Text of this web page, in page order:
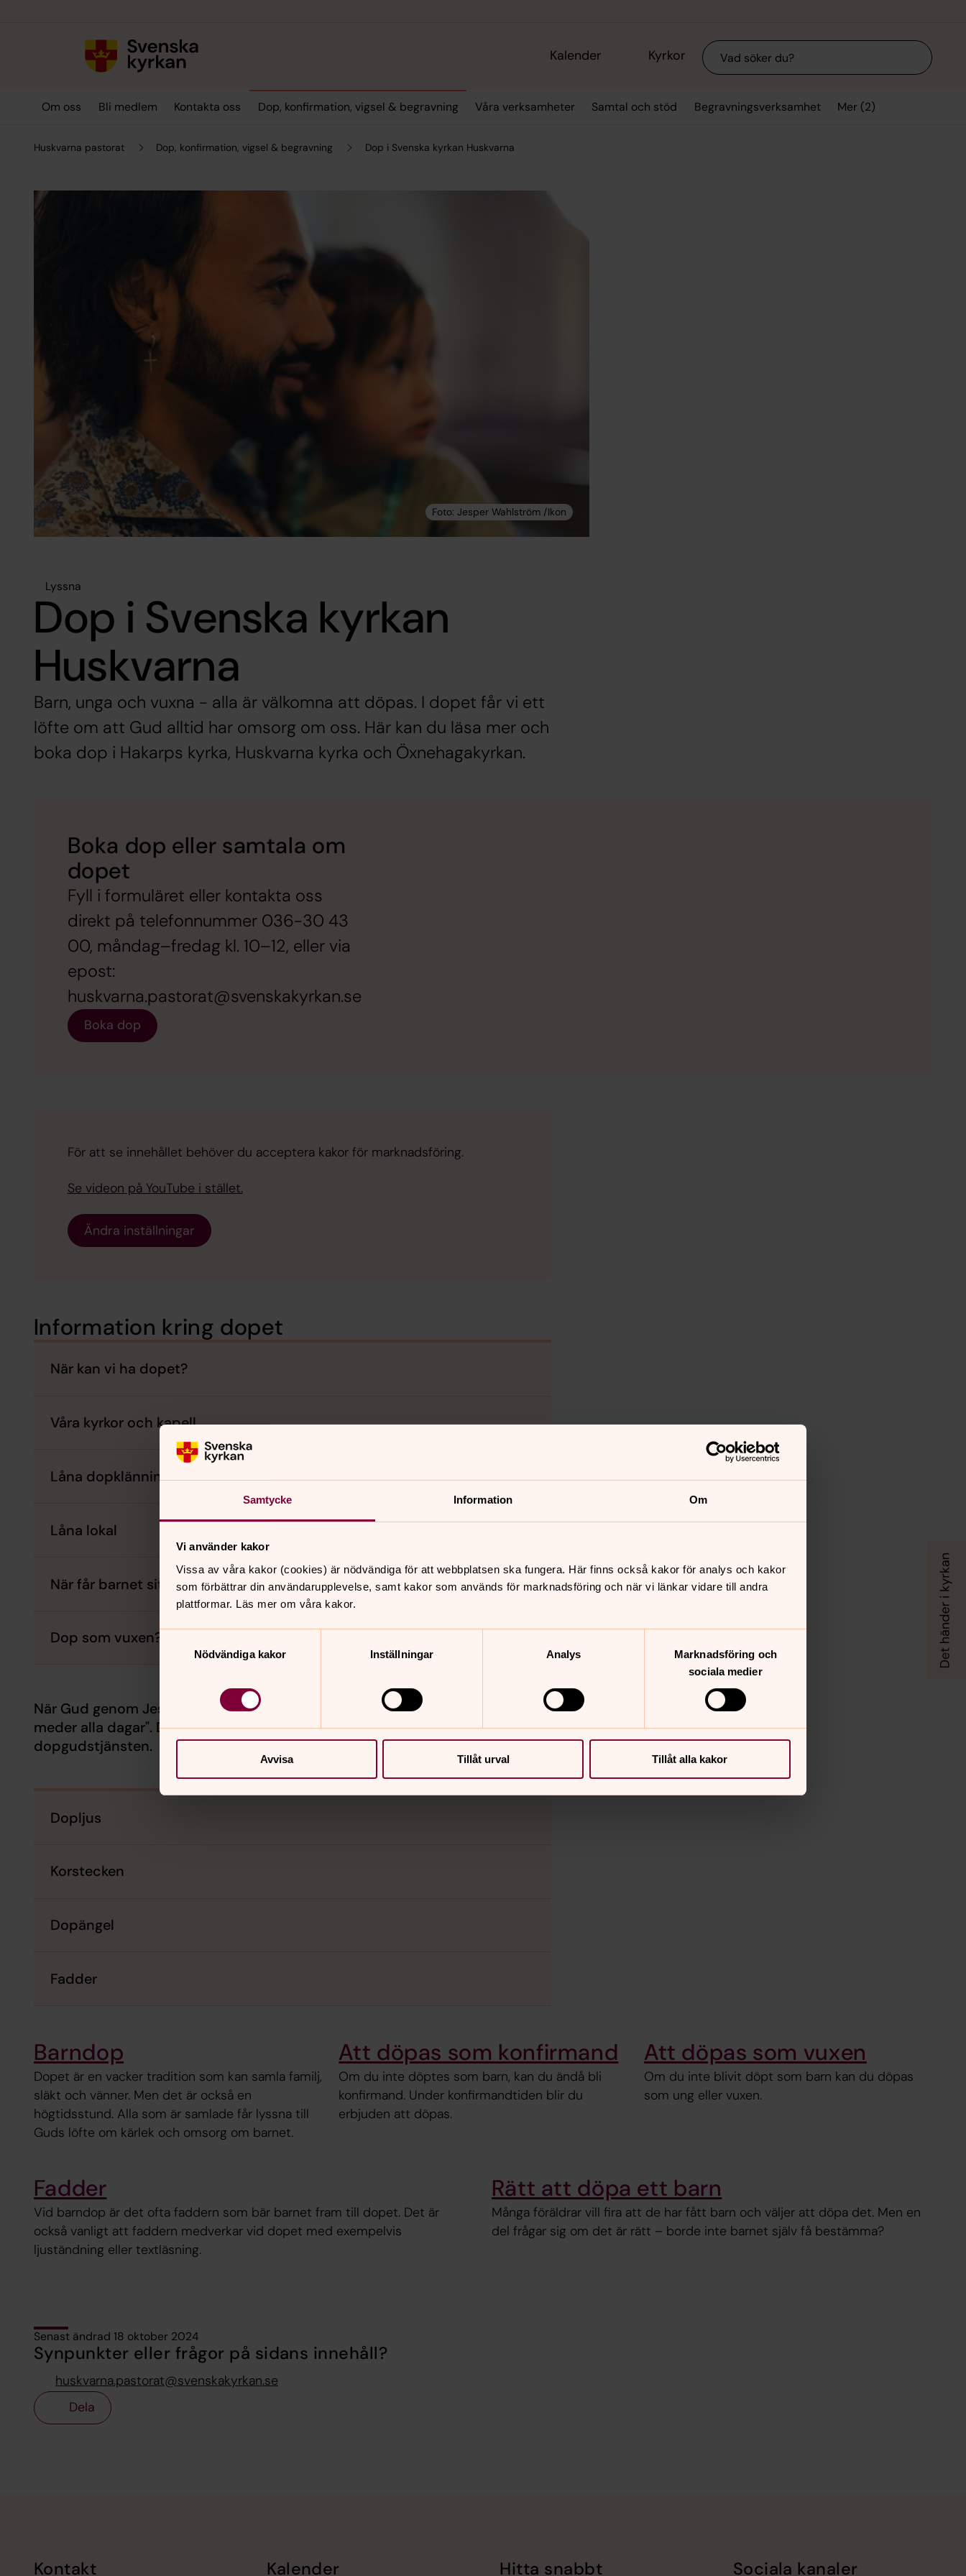
Samtycke Information Om
Vi använder kakor
Vissa av våra kakor (cookies) är nödvändiga för att webbplatsen ska fungera. Här finns också kakor för analys och kakor
som förbättrar din användarupplevelse, samt kakor som används för marknadsföring och när vi länkar vidare till andra
plattformar. Läs mer om våra kakor.
Samtyckesval
Nödvändiga kakor
Inställningar Analys
Marknadsföring och
sociala medier
Avvisa Tillåt urval Tillåt alla kakor
Kalender Kyrkor Sök
Om oss Bli medlem Kontakta oss Dop, konfirmation, vigsel & begravning Våra verksamheter Samtal och stöd Begravningsverksamhet Mer (2)
Huskvarna pastorat Dop, konfirmation, vigsel & begravning Dop i Svenska kyrkan Huskvarna
Lyssna
Dop i Svenska kyrkan
Huskvarna
Barn, unga och vuxna - alla är välkomna att döpas. I dopet får vi ett
löfte om att Gud alltid har omsorg om oss. Här kan du läsa mer och
boka dop i Hakarps kyrka, Huskvarna kyrka och Öxnehagakyrkan.
Boka dop eller samtala om
dopet
Fyll i formuläret eller kontakta oss
direkt på telefonnummer 036-30 43
00, måndag–fredag kl. 10–12, eller via
epost:
huskvarna.pastorat@svenskakyrkan.se
Boka dop
För att se innehållet behöver du acceptera kakor för marknadsföring.
Se videon på YouTube i stället.
Ändra inställningar
Information kring dopet
När kan vi ha dopet?
Våra kyrkor och kapell
Låna dopklänning
Låna lokal
När får barnet sitt namn?
Dop som vuxen?
När Gud genom Jesus blev människa och kom till oss på jorden sa han "Jag är
meder alla dagar". Denna osynliga närvaro uttrycks på flera sätt i
dopgudstjänsten.
Dopljus
Korstecken
Dopängel
Fadder
Barndop
Dopet är en vacker tradition som kan samla familj,
släkt och vänner. Men det är också en
högtidsstund. Alla som är samlade får lyssna till
Guds löfte om kärlek och omsorg om barnet.
Att döpas som konfirmand
Om du inte döptes som barn, kan du ändå bli
konfirmand. Under konfirmandtiden blir du
erbjuden att döpas.
Att döpas som vuxen
Om du inte blivit döpt som barn kan du döpas
som ung eller vuxen.
Fadder
Vid barndop är det ofta faddern som bär barnet fram till dopet. Det är
också vanligt att faddern medverkar vid dopet med exempelvis
ljuständning eller textläsning.
Rätt att döpa ett barn
Många föräldrar vill fira att de har fått barn och väljer att döpa det. Men en
del frågar sig om det är rätt – borde inte barnet själv få bestämma?
Senast ändrad 18 oktober 2024
Synpunkter eller frågor på sidans innehåll?
huskvarna.pastorat@svenskakyrkan.se
Dela
Kontakt Kalender Hitta snabbt Sociala kanaler